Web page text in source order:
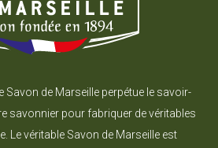
Savon de Marseille perpétue le savoir-
savonnier pour fabriquer de véritables
Le véritable Savon de Marseille est